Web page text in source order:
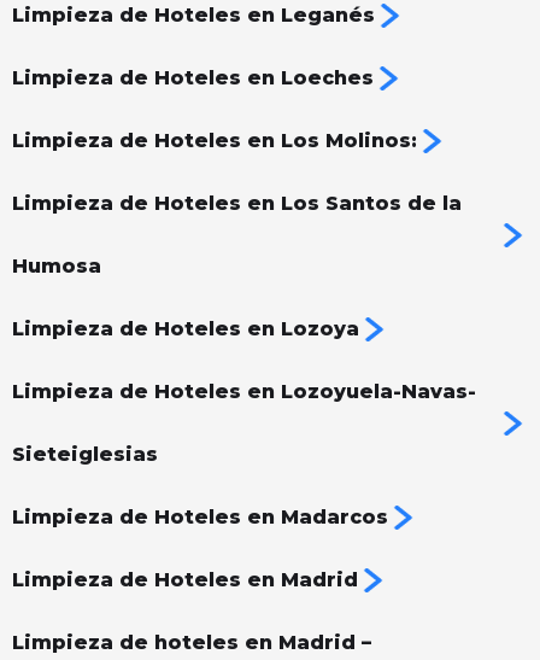
Limpieza de Hoteles en Leganés
Limpieza de Hoteles en Loeches
Limpieza de Hoteles en Los Molinos:
Limpieza de Hoteles en Los Santos de la
Humosa
Limpieza de Hoteles en Lozoya
Limpieza de Hoteles en Lozoyuela-Navas-
Sieteiglesias
Limpieza de Hoteles en Madarcos
Limpieza de Hoteles en Madrid
Limpieza de hoteles en Madrid –